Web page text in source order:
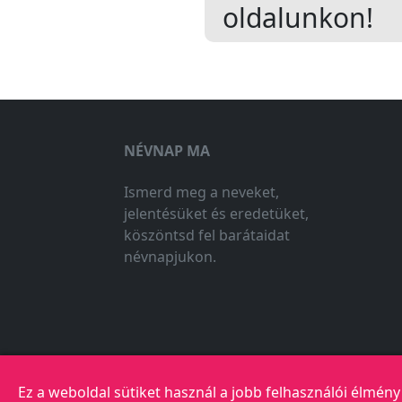
Ez a weboldal sütiket használ a jobb felhasználói
oldalunkon!
NÉVNAP MA
Ismerd meg a neveket,
jelentésüket és eredetüket,
köszöntsd fel barátaidat
névnapjukon.